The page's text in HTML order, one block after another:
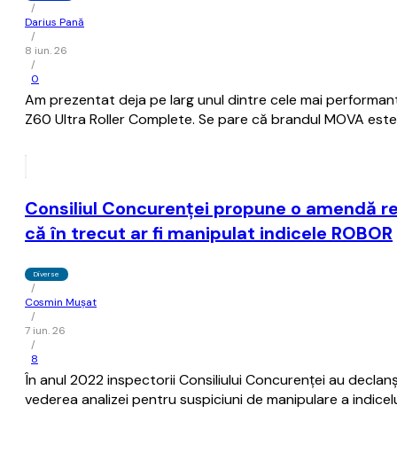
/
Darius Pană
/
8 iun. 26
/
0
Am prezentat deja pe larg unul dintre cele mai
Z60 Ultra Roller Complete. Se pare că brandul MOVA
Consiliul Concurenţei propune o amendă
că în trecut ar fi manipulat indicele ROBOR
Diverse
/
Cosmin Mușat
/
7 iun. 26
/
8
În anul 2022 inspectorii Consiliului Concurenţei au
vederea analizei pentru suspiciuni de manipulare a